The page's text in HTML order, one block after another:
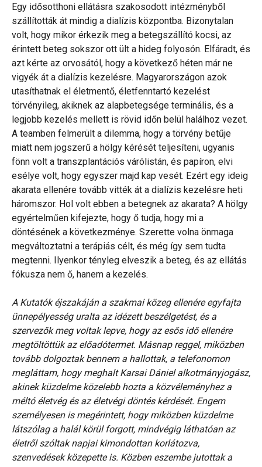
Egy idősotthoni ellátásra szakosodott intézményből
szállították át mindig a dialízis központba. Bizonytalan
volt, hogy mikor érkezik meg a betegszállító kocsi, az
érintett beteg sokszor ott ült a hideg folyosón. Elfáradt, és
azt kérte az orvosától, hogy a következő héten már ne
vigyék át a dialízis kezelésre. Magyarországon azok
utasíthatnak el életmentő, életfenntartó kezelést
törvényileg, akiknek az alapbetegsége terminális, és a
legjobb kezelés mellett is rövid időn belül halálhoz vezet.
A teamben felmerült a dilemma, hogy a törvény betűje
miatt nem jogszerű a hölgy kérését teljesíteni, ugyanis
fönn volt a transzplantációs várólistán, és papíron, elvi
esélye volt, hogy egyszer majd kap vesét. Ezért egy ideig
akarata ellenére tovább vitték át a dialízis kezelésre heti
háromszor. Hol volt ebben a betegnek az akarata? A hölgy
egyértelműen kifejezte, hogy ő tudja, hogy mi a
döntésének a következménye. Szerette volna önmaga
megváltoztatni a terápiás célt, és még így sem tudta
megtenni. Ilyenkor tényleg elveszik a beteg, és az ellátás
fókusza nem ő, hanem a kezelés.
A Kutatók éjszakáján a szakmai közeg ellenére egyfajta
ünnepélyesség uralta az idézett beszélgetést, és a
szervezők meg voltak lepve, hogy az esős idő ellenére
megtöltöttük az előadótermet. Másnap reggel, miközben
tovább dolgoztak bennem a hallottak, a telefonomon
megláttam, hogy meghalt Karsai Dániel alkotmányjogász,
akinek küzdelme közelebb hozta a közvéleményhez a
méltó életvég és az életvégi döntés kérdését. Engem
személyesen is megérintett, hogy miközben küzdelme
látszólag a halál körül forgott, mindvégig láthatóan az
életről szóltak napjai kimondottan korlátozva,
szenvedések közepette is. Közben eszembe jutottak a